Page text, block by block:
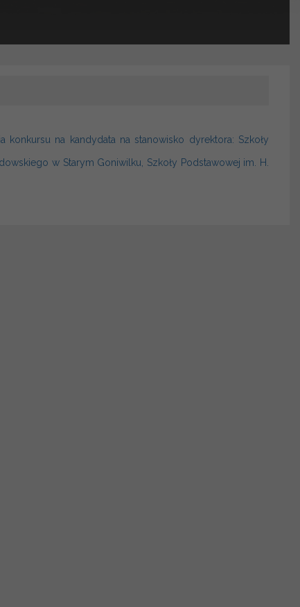
na kandydata na stanowisko dyrektora: Szkoły
w Starym Goniwilku, Szkoły Podstawowej im. H.